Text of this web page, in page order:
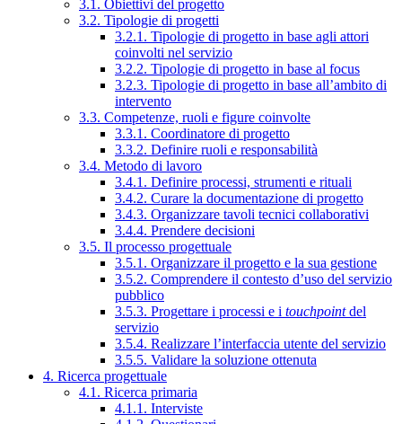
3.1. Obiettivi del progetto
3.2. Tipologie di progetti
3.2.1. Tipologie di progetto in base agli attori
coinvolti nel servizio
3.2.2. Tipologie di progetto in base al focus
3.2.3. Tipologie di progetto in base all’ambito di
intervento
3.3. Competenze, ruoli e figure coinvolte
3.3.1. Coordinatore di progetto
3.3.2. Definire ruoli e responsabilità
3.4. Metodo di lavoro
3.4.1. Definire processi, strumenti e rituali
3.4.2. Curare la documentazione di progetto
3.4.3. Organizzare tavoli tecnici collaborativi
3.4.4. Prendere decisioni
3.5. Il processo progettuale
3.5.1. Organizzare il progetto e la sua gestione
3.5.2. Comprendere il contesto d’uso del servizio
pubblico
3.5.3. Progettare i processi e i touchpointdel
servizio
3.5.4. Realizzare l’interfaccia utente del servizio
3.5.5. Validare la soluzione ottenuta
4. Ricerca progettuale
4.1. Ricerca primaria
4.1.1. Interviste